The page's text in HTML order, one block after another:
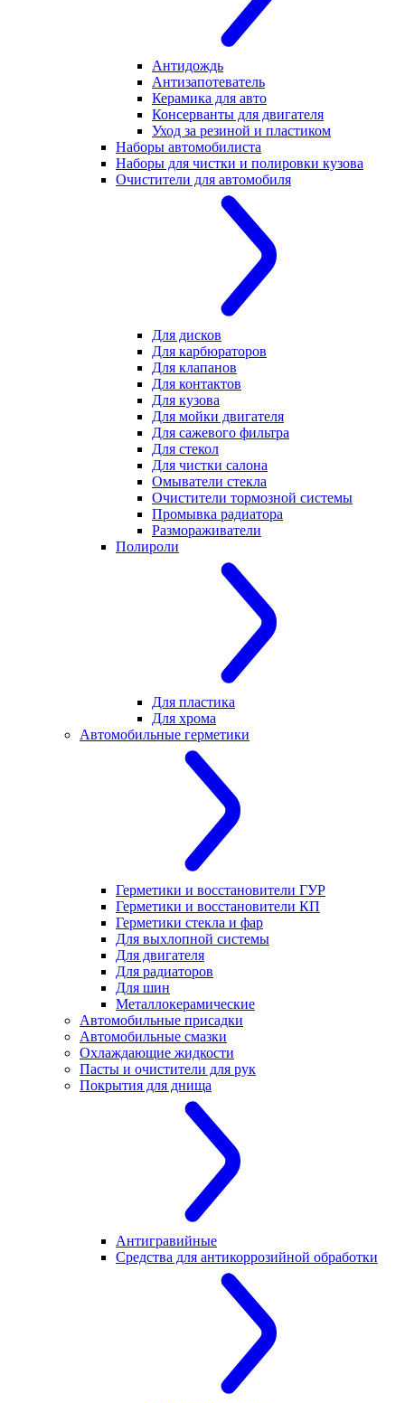
Антидождь
Антизапотеватель
Керамика для авто
Консерванты для двигателя
Уход за резиной и пластиком
Наборы автомобилиста
Наборы для чистки и полировки кузова
Очистители для автомобиля
Для дисков
Для карбюраторов
Для клапанов
Для контактов
Для кузова
Для мойки двигателя
Для сажевого фильтра
Для стекол
Для чистки салона
Омыватели стекла
Очистители тормозной системы
Промывка радиатора
Размораживатели
Полироли
Для пластика
Для хрома
Автомобильные герметики
Герметики и восстановители ГУР
Герметики и восстановители КП
Герметики стекла и фар
Для выхлопной системы
Для двигателя
Для радиаторов
Для шин
Металлокерамические
Автомобильные присадки
Автомобильные смазки
Охлаждающие жидкости
Пасты и очистители для рук
Покрытия для днища
Антигравийные
Средства для антикоррозийной обработки